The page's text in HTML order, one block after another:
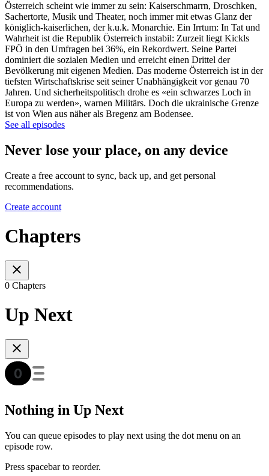
Österreich scheint wie immer zu sein: Kaiserschmarrn, Droschken,
Sachertorte, Musik und Theater, noch immer mit etwas Glanz der
königlich-kaiserlichen, der k.u.k. Monarchie. Ein Irrtum: In Tat und
Wahrheit ist die Republik Österreich instabil: Zurzeit liegt Kickls
FPÖ in den Umfragen bei 36%, ein Rekordwert. Seine Partei
dominiert die sozialen Medien und erreicht einen Drittel der
Bevölkerung mit eigenen Medien. Das moderne Österreich ist in der
tiefsten Wirtschaftskrise seit seiner Unabhängigkeit vor genau 70
Jahren. Und sicherheitspolitisch drohe es «ein schwarzes Loch in
Europa zu werden», warnen Militärs. Doch die ukrainische Grenze
ist von Wien aus näher als Bregenz am Bodensee.
See all episodes
Never lose your place, on any device
Create a free account to sync, back up, and get personal
recommendations.
Create account
Chapters
0 Chapters
Up Next
Nothing in Up Next
You can queue episodes to play next using the dot menu on an
episode row.
Press spacebar to reorder.